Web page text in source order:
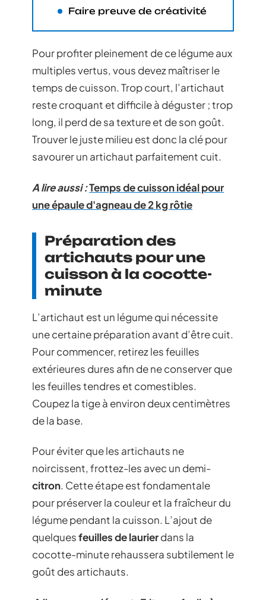
Faire preuve de créativité
Pour profiter pleinement de ce légume aux
multiples vertus, vous devez maîtriser le
temps de cuisson. Trop court, l’artichaut
reste croquant et difficile à déguster ; trop
long, il perd de sa texture et de son goût.
Trouver le juste milieu est donc la clé pour
savourer un artichaut parfaitement cuit.
A lire aussi :Temps de cuisson idéal pour
une épaule d'agneau de 2 kg rôtie
Préparation des
artichauts pour une
cuisson à la cocotte-
minute
L’artichaut est un légume qui nécessite
une certaine préparation avant d’être cuit.
Pour commencer, retirez les feuilles
extérieures dures afin de ne conserver que
les feuilles tendres et comestibles.
Coupez la tige à environ deux centimètres
de la base.
Pour éviter que les artichauts ne
noircissent, frottez-les avec un demi-
citron. Cette étape est fondamentale
pour préserver la couleur et la fraîcheur du
légume pendant la cuisson. L’ajout de
quelquesfeuilles de laurierdans la
cocotte-minute rehaussera subtilement le
goût des artichauts.